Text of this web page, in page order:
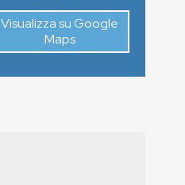
Visualizza su Google
Maps